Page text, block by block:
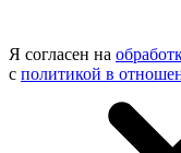
Я согласен на
с политикой в